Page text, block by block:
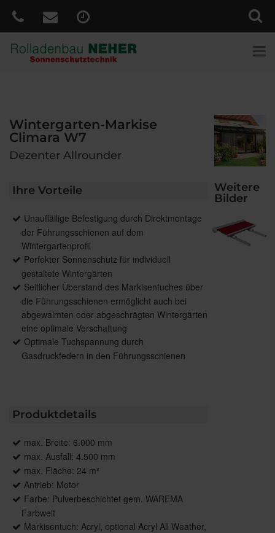
Wintergarten-Markise
Climara W7
Dezenter Allrounder
Ihre Vorteile
Unauffällige Befestigung durch Direktmontage
der Führungsschienen auf dem
Wintergartenprofil
Perfekter Sonnenschutz für individuell
gestaltete Wintergärten
Seitlicher Überstand des Markisentuches über
die Führungsschienen ermöglicht auch bei
abgewalmten oder abgeschrägten Wintergärten
eine optimale Verschattung
Optimale Tuchspannung durch
Gasdruckfedern in den Führungsschienen
Produktdetails
max. Breite: 6.000 mm
max. Ausfall: 4.500 mm
max. Fläche: 24 m²
Antrieb: Motor
Farbe: Pulverbeschichtet gem. WAREMA
Farbwelt
Markisentuch: Acryl, optional Acryl All Weather,
Weitere
Bilder